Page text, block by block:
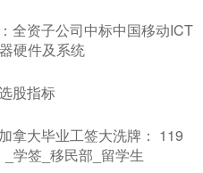
全资子公司中标中国移动ICT
硬件及系统
股指标
拿大毕业工签大洗牌： 119
学签_移民部_留学生